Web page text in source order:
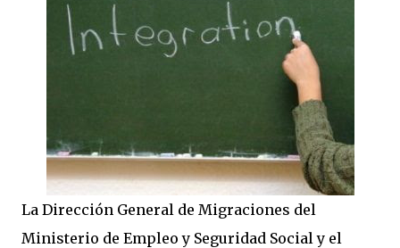
La Dirección General de Migraciones del
Ministerio de Empleo y Seguridad Social y el